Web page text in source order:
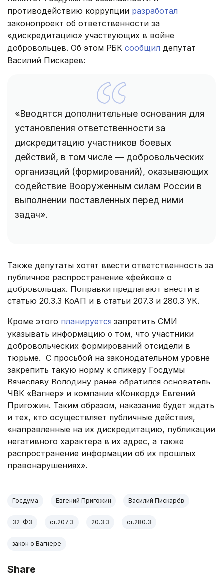
противодействию коррупции разработал
законопроект об ответственности за
«дискредитацию» участвующих в войне
добровольцев. Об этом РБК сообщил депутат
Василий Пискарев:
«Вводятся дополнительные основания для
установления ответственности за
дискредитацию участников боевых
действий, в том числе — добровольческих
организаций (формирований), оказывающих
содействие Вооруженным силам России в
выполнении поставленных перед ними
задач».
Также депутаты хотят ввести ответственность за
публичное распространение «фейков» о
добровольцах. Поправки предлагают внести в
статью 20.3.3 КоАП и в статьи 207.3 и 280.3 УК.
Кроме этого планируется запретить СМИ
указывать информацию о том, что участники
добровольческих формирований отсидели в
тюрьме. С просьбой на законодательном уровне
закрепить такую норму к спикеру Госдумы
Вячеславу Володину ранее обратился основатель
ЧВК «Вагнер» и компании «Конкорд» Евгений
Пригожин. Таким образом, наказание будет ждать
и тех, кто осуществляет публичные действия,
«направленные на их дискредитацию, публикации
негативного характера в их адрес, а также
распространение информации об их прошлых
правонарушениях».
Госдума Евгений Пригожин Василий Пискарёв
32-ФЗ ст.207.3 20.3.3 ст.280.3
закон о Вагнере
Share